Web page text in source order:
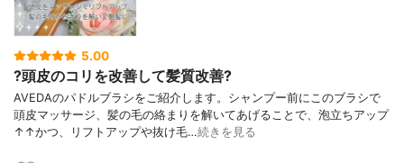
5.00
?頭皮のコリを改善して髪質改善?
AVEDAのパドルブラシをご紹介します。シャンプー前にこのブラシで
頭皮マッサージ、髪の毛の絡まりを解いてあげることで、泡立ちアップ
↑↑かつ、リフトアップや抜け毛…続きを見る